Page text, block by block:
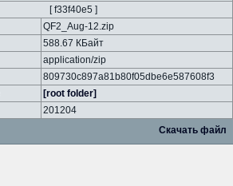
[ f33f40e5 ]
QF2_Aug-12.zip
588.67 КБайт
application/zip
809730c897a81b80f05dbe6e587608f3
[root folder]
201204
Скачать файл